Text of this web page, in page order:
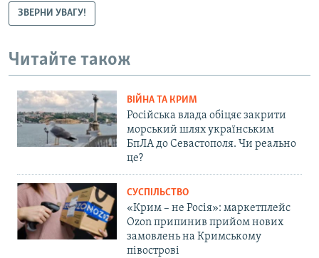
ЗВЕРНИ УВАГУ!
Читайте також
ВІЙНА ТА КРИМ
Російська влада обіцяє закрити
морський шлях українським
БпЛА до Севастополя. Чи реально
це?
СУСПІЛЬСТВО
«Крим – не Росія»: маркетплейс
Ozon припинив прийом нових
замовлень на Кримському
півострові